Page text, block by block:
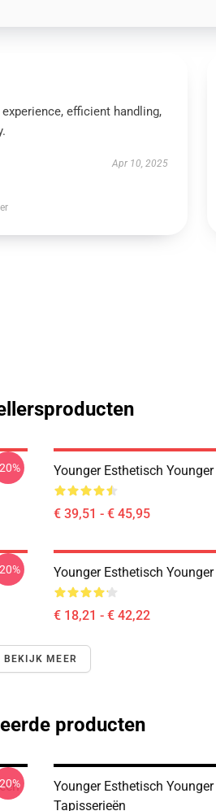
efficient handling,
Apr 10, 2025
Younger Esthetisch
€ 39,51 - € 45,95
Younger Esthetisch
€ 18,21 - € 42,22
BEKIJK MEER
producten
Younger Esthetisch Younger
Tapisserieën